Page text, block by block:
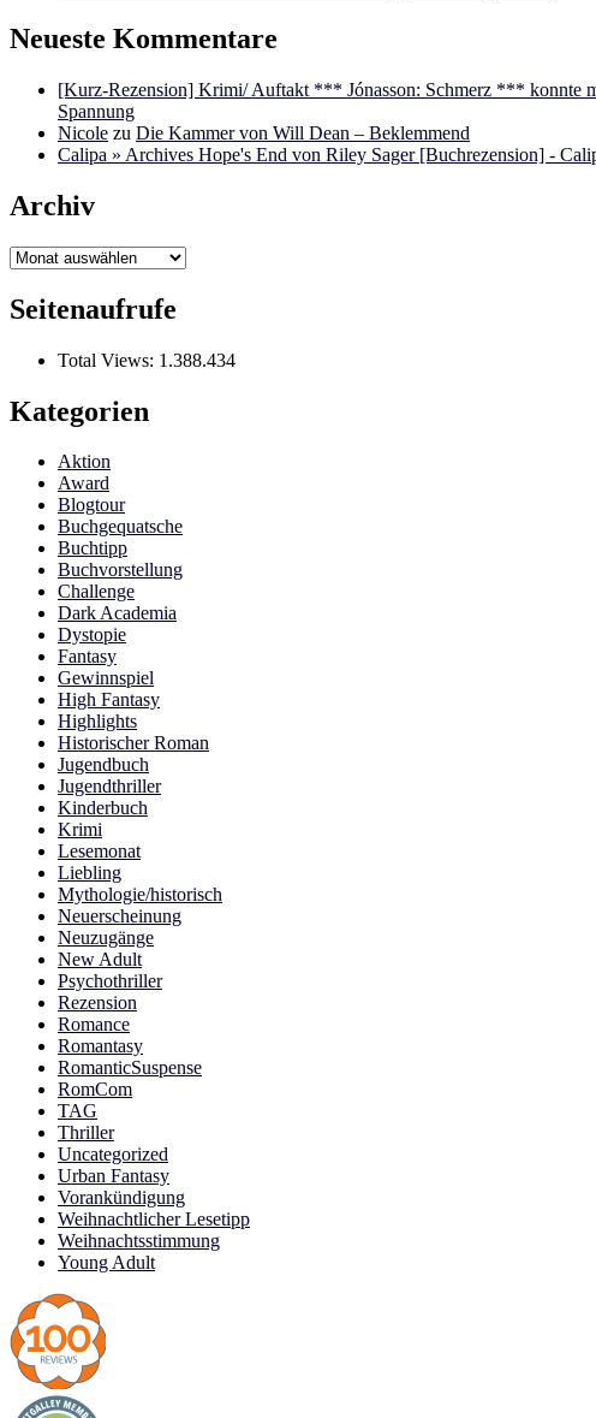
Neueste Kommentare
[Kurz-Rezension] Krimi/ Auftakt *** Jónasson: Schmerz *** konnte
Spannung
Nicole zu Die Kammer von Will Dean – Beklemmend
Calipa » Archives Hope's End von Riley Sager [Buchrezension] -
Archiv
Archiv
Seitenaufrufe
Total Views: 1.388.434
Kategorien
Aktion
Award
Blogtour
Buchgequatsche
Buchtipp
Buchvorstellung
Challenge
Dark Academia
Dystopie
Fantasy
Gewinnspiel
High Fantasy
Highlights
Historischer Roman
Jugendbuch
Jugendthriller
Kinderbuch
Krimi
Lesemonat
Liebling
Mythologie/historisch
Neuerscheinung
Neuzugänge
New Adult
Psychothriller
Rezension
Romance
Romantasy
RomanticSuspense
RomCom
TAG
Thriller
Uncategorized
Urban Fantasy
Vorankündigung
Weihnachtlicher Lesetipp
Weihnachtsstimmung
Young Adult